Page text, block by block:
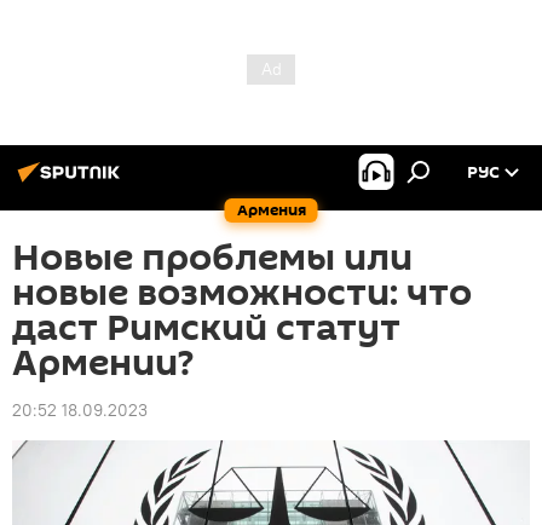
Армения
РУС
Новые проблемы или
новые возможности: что
даст Римский статут
Армении?
20:52 18.09.2023